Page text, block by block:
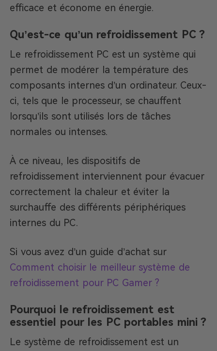
efficace et économe en énergie.
Qu’est-ce qu’un refroidissement PC ?
Le refroidissement PC est un système qui
permet de modérer la température des
composants internes d’un ordinateur. Ceux-
ci, tels que le processeur, se chauffent
lorsqu’ils sont utilisés lors de tâches
normales ou intenses.
À ce niveau, les dispositifs de
refroidissement interviennent pour évacuer
correctement la chaleur et éviter la
surchauffe des différents périphériques
internes du PC.
Si vous avez d’un guide d’achat sur
Comment choisir le meilleur système de
refroidissement pour PC Gamer ?
Pourquoi le refroidissement est
essentiel pour les PC portables mini ?
Le système de refroidissement est un